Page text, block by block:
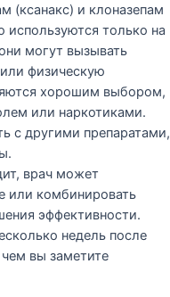
(ксанакс) и клоназепам
используются только на
могут вызывать
физическую
хорошим выбором,
или наркотиками.
с другими препаратами,
врач может
или комбинировать
эффективности.
недель после
вы заметите